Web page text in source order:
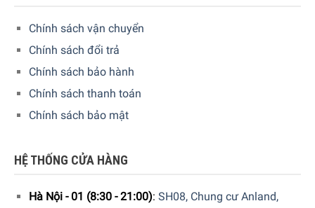
Rose Gold có bộ lọc bằng thép không gỉ bên trong giúp lọc
bỏ cặn vôi tự nhiên. Nó cũng có thể tháo rời để làm sạch.
Công suất 3000W: Đun sôi siêu nhanh.
KLF03RGEU Rose Gold
Rose Goldcó thể cắm vào đế ở mọi vị trí và có dây cáp tiện
Chính sách vận chuyển
Chính sách đổi trả
Chính sách bảo hành
Chính sách thanh toán
Chính sách bảo mật
HỆ THỐNG CỬA HÀNG
Hà Nội - 01 (8:30 - 21:00): SH08, Chung cư Anland,